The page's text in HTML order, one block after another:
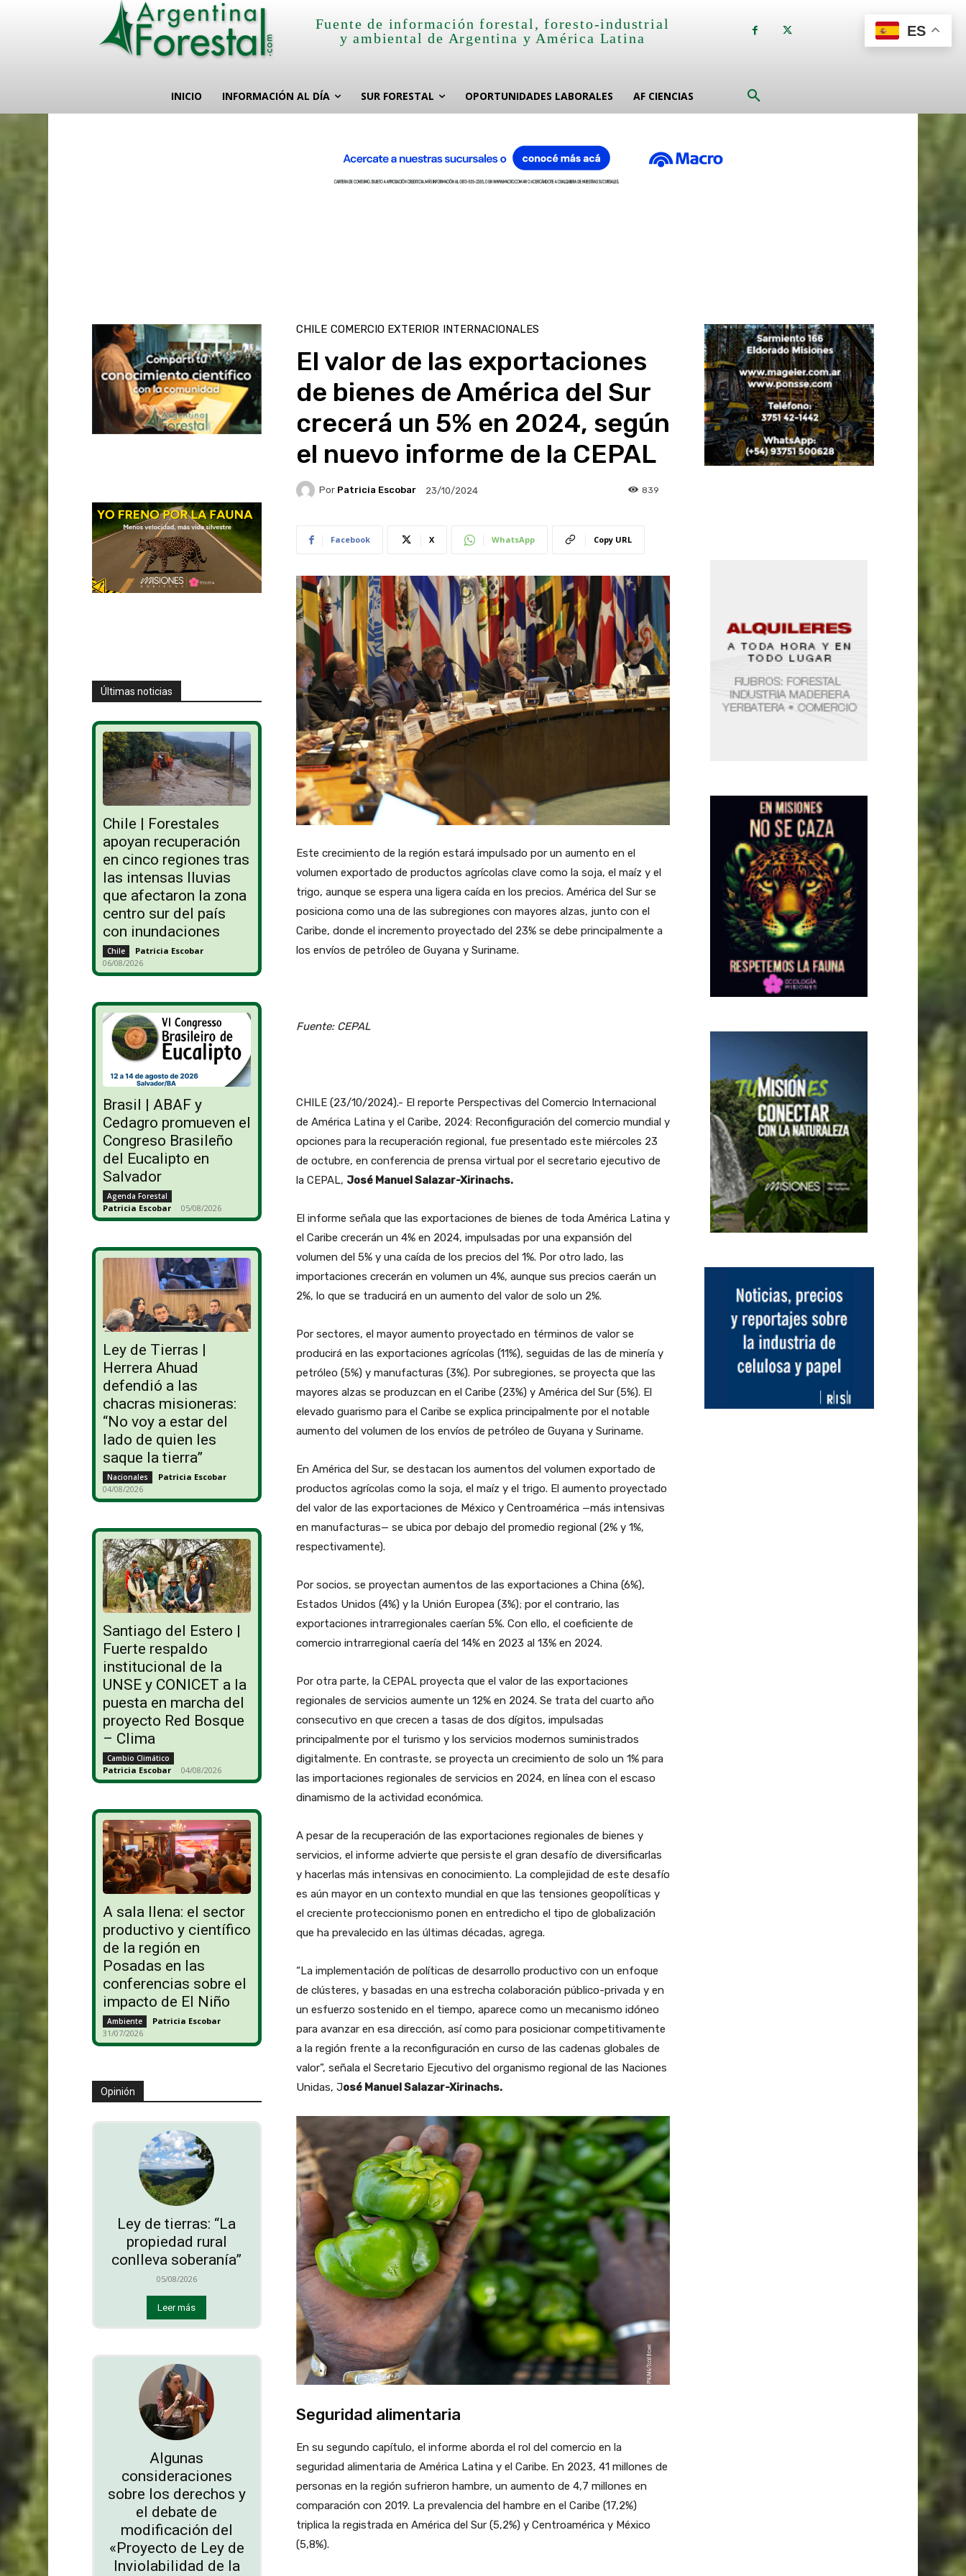
Fuente de información forestal, foresto-industrial
y ambiental de Argentina y América Latina
INICIO INFORMACIÓN AL DÍA SUR FORESTAL OPORTUNIDADES LABORALES AF CIENCIAS
Últimas noticias
Chile | Forestales
apoyan recuperación
en cinco regiones tras
las intensas lluvias
que afectaron la zona
centro sur del país
con inundaciones
Chile Patricia Escobar -
06/08/2026
Brasil | ABAF y
Cedagro promueven el
Congreso Brasileño
del Eucalipto en
Salvador
Agenda Forestal
Patricia Escobar - 05/08/2026
Ley de Tierras |
Herrera Ahuad
defendió a las
chacras misioneras:
“No voy a estar del
lado de quien les
saque la tierra”
Nacionales Patricia Escobar -
04/08/2026
Santiago del Estero |
Fuerte respaldo
institucional de la
UNSE y CONICET a la
puesta en marcha del
proyecto Red Bosque
– Clima
Cambio Climático
Patricia Escobar - 04/08/2026
A sala llena: el sector
productivo y científico
de la región en
Posadas en las
conferencias sobre el
impacto de El Niño
Ambiente Patricia Escobar -
31/07/2026
Opinión
Ley de tierras: “La
propiedad rural
conlleva soberanía”
05/08/2026
Leer más
Algunas
consideraciones
sobre los derechos y
el debate de
modificación del
«Proyecto de Ley de
Inviolabilidad de la
CHILE COMERCIO EXTERIOR INTERNACIONALES
El valor de las exportaciones
de bienes de América del Sur
crecerá un 5% en 2024, según
el nuevo informe de la CEPAL
Por Patricia Escobar 23/10/2024 839
Facebook X WhatsApp Copy URL
Este crecimiento de la región estará impulsado por un aumento en el
volumen exportado de productos agrícolas clave como la soja, el maíz y el
trigo, aunque se espera una ligera caída en los precios. América del Sur se
posiciona como una de las subregiones con mayores alzas, junto con el
Caribe, donde el incremento proyectado del 23% se debe principalmente a
los envíos de petróleo de Guyana y Suriname.
Fuente: CEPAL
CHILE (23/10/2024).- El reporte Perspectivas del Comercio Internacional
de América Latina y el Caribe, 2024: Reconfiguración del comercio mundial y
opciones para la recuperación regional, fue presentado este miércoles 23
de octubre, en conferencia de prensa virtual por el secretario ejecutivo de
la CEPAL, José Manuel Salazar-Xirinachs.
El informe señala que las exportaciones de bienes de toda América Latina y
el Caribe crecerán un 4% en 2024, impulsadas por una expansión del
volumen del 5% y una caída de los precios del 1%. Por otro lado, las
importaciones crecerán en volumen un 4%, aunque sus precios caerán un
2%, lo que se traducirá en un aumento del valor de solo un 2%.
Por sectores, el mayor aumento proyectado en términos de valor se
producirá en las exportaciones agrícolas (11%), seguidas de las de minería y
petróleo (5%) y manufacturas (3%). Por subregiones, se proyecta que las
mayores alzas se produzcan en el Caribe (23%) y América del Sur (5%). El
elevado guarismo para el Caribe se explica principalmente por el notable
aumento del volumen de los envíos de petróleo de Guyana y Suriname.
En América del Sur, se destacan los aumentos del volumen exportado de
productos agrícolas como la soja, el maíz y el trigo. El aumento proyectado
del valor de las exportaciones de México y Centroamérica —más intensivas
en manufacturas— se ubica por debajo del promedio regional (2% y 1%,
respectivamente).
Por socios, se proyectan aumentos de las exportaciones a China (6%),
Estados Unidos (4%) y la Unión Europea (3%); por el contrario, las
exportaciones intrarregionales caerían 5%. Con ello, el coeficiente de
comercio intrarregional caería del 14% en 2023 al 13% en 2024.
Por otra parte, la CEPAL proyecta que el valor de las exportaciones
regionales de servicios aumente un 12% en 2024. Se trata del cuarto año
consecutivo en que crecen a tasas de dos dígitos, impulsadas
principalmente por el turismo y los servicios modernos suministrados
digitalmente. En contraste, se proyecta un crecimiento de solo un 1% para
las importaciones regionales de servicios en 2024, en línea con el escaso
dinamismo de la actividad económica.
A pesar de la recuperación de las exportaciones regionales de bienes y
servicios, el informe advierte que persiste el gran desafío de diversificarlas
y hacerlas más intensivas en conocimiento. La complejidad de este desafío
es aún mayor en un contexto mundial en que las tensiones geopolíticas y
el creciente proteccionismo ponen en entredicho el tipo de globalización
que ha prevalecido en las últimas décadas, agrega.
“La implementación de políticas de desarrollo productivo con un enfoque
de clústeres, y basadas en una estrecha colaboración público-privada y en
un esfuerzo sostenido en el tiempo, aparece como un mecanismo idóneo
para avanzar en esa dirección, así como para posicionar competitivamente
a la región frente a la reconfiguración en curso de las cadenas globales de
valor”, señala el Secretario Ejecutivo del organismo regional de las Naciones
Unidas, José Manuel Salazar-Xirinachs.
Seguridad alimentaria
En su segundo capítulo, el informe aborda el rol del comercio en la
seguridad alimentaria de América Latina y el Caribe. En 2023, 41 millones de
personas en la región sufrieron hambre, un aumento de 4,7 millones en
comparación con 2019. La prevalencia del hambre en el Caribe (17,2%)
triplica la registrada en América del Sur (5,2%) y Centroamérica y México
(5,8%).
ES